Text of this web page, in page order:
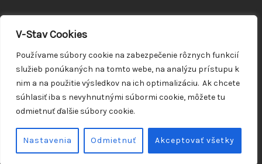
V-Stav Cookies
Používame súbory cookie na zabezpečenie rôznych funkcií
služieb ponúkaných na tomto webe, na analýzu prístupu k
nim a na použitie výsledkov na ich optimalizáciu. Ak chcete
súhlasiť iba s nevyhnutnými súbormi cookie, môžete tu
odmietnuť ďalšie súbory cookie.
Nastavenia Odmietnuť Akceptovať všetky
Ea mei nostrum imperdiet deterruisset, mei ludus
efficiendi ei. Sea summo mazim ex, ea errem
FOLLOW ME